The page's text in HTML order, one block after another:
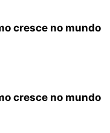
cresce no mundo
cresce no mundo